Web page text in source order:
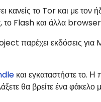
κανείς το Tor και με
το Flash και άλλα
παρέχει εκδόσεις για
και εγκαταστήστε το.
θα βρείτε ένα φάκελο